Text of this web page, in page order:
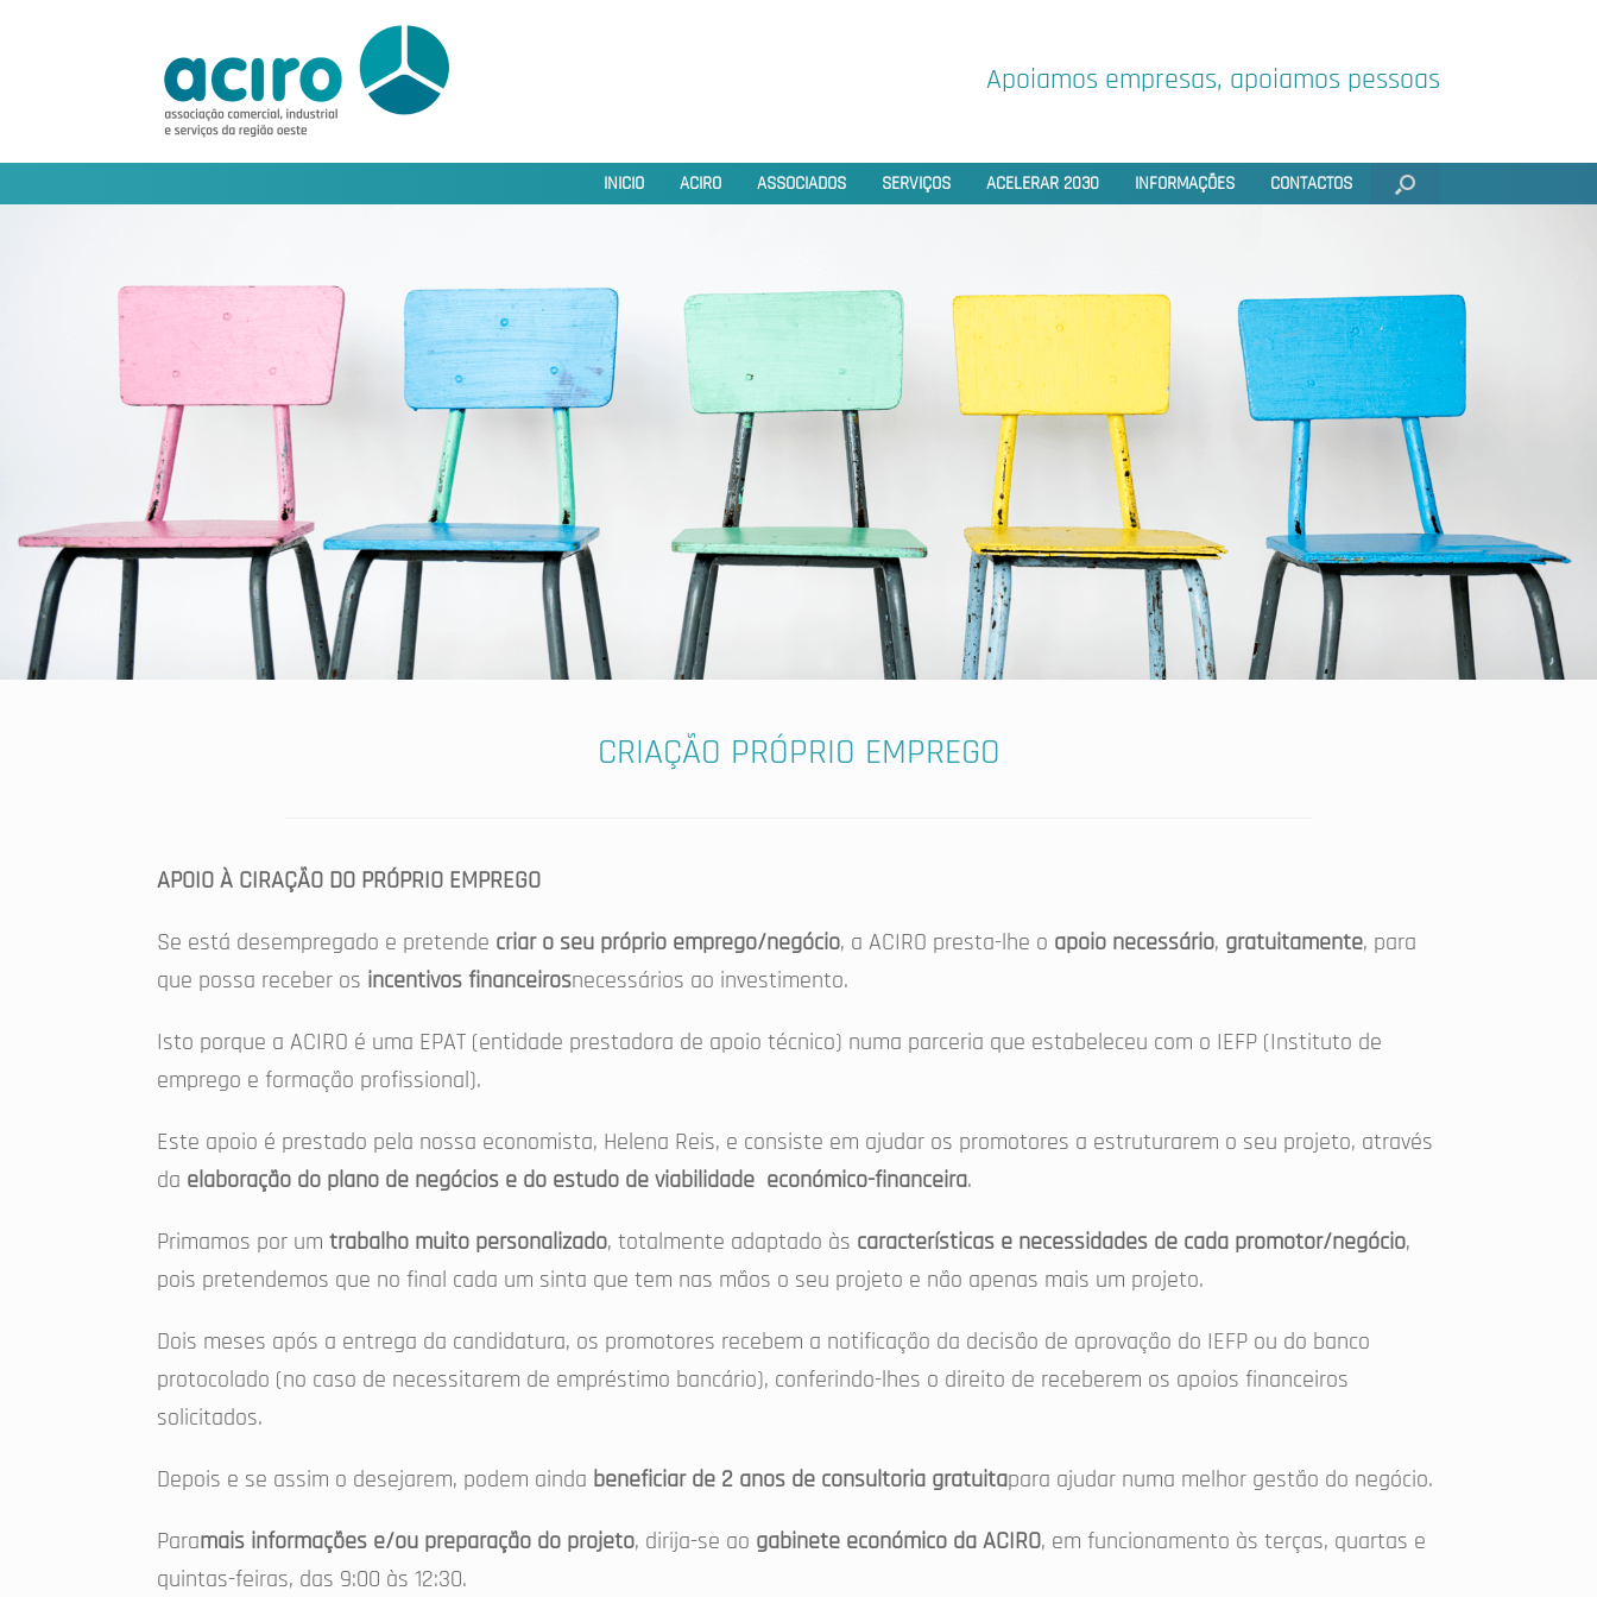
Apoiamos empresas, apoiamos pessoas
INICIO ACIRO ASSOCIADOS SERVIÇOS ACELERAR 2030 INFORMAÇÕES CONTACTOS
CRIAÇÃO PRÓPRIO EMPREGO
APOIO À CIRAÇÃO DO PRÓPRIO EMPREGO
Se está desempregado e pretende criar o seu próprio emprego/negócio, a ACIRO presta-lhe o apoio necessário, gratuitamente, para
que possa receber os incentivos financeirosnecessários ao investimento.
Isto porque a ACIRO é uma EPAT (entidade prestadora de apoio técnico) numa parceria que estabeleceu com o IEFP (Instituto de
emprego e formação profissional).
Este apoio é prestado pela nossa economista, Helena Reis, e consiste em ajudar os promotores a estruturarem o seu projeto, através
da elaboração do plano de negócios e do estudo de viabilidade económico-financeira.
Primamos por um trabalho muito personalizado, totalmente adaptado às características e necessidades de cada promotor/negócio,
pois pretendemos que no final cada um sinta que tem nas mãos o seu projeto e não apenas mais um projeto.
Dois meses após a entrega da candidatura, os promotores recebem a notificação da decisão de aprovação do IEFP ou do banco
protocolado (no caso de necessitarem de empréstimo bancário), conferindo-lhes o direito de receberem os apoios financeiros
solicitados.
Depois e se assim o desejarem, podem ainda beneficiar de 2 anos de consultoria gratuitapara ajudar numa melhor gestão do negócio.
Paramais informações e/ou preparação do projeto, dirija-se ao gabinete económico da ACIRO, em funcionamento às terças, quartas e
quintas-feiras, das 9:00 às 12:30.